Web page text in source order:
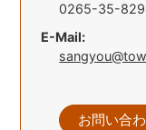
0265-35-
E-Mail:
お問い合